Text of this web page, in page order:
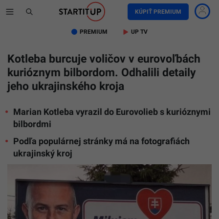
KÚPIŤ PREMIUM
PREMIUM UP TV
Kotleba burcuje voličov v eurovoľbách
kurióznym bilbordom. Odhalili detaily
jeho ukrajinského kroja
Marian Kotleba vyrazil do Eurovolieb s kurióznymi
bilbordmi
Podľa populárnej stránky má na fotografiách
ukrajinský kroj